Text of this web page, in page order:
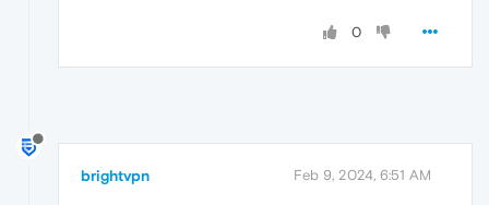
0
brightvpn Feb 9, 2024, 6:51 AM